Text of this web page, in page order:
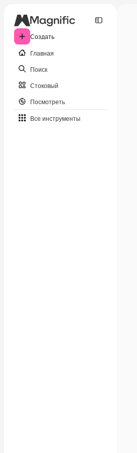
Создать
Главная
Поиск
Стоковый
Посмотреть
Все инструменты